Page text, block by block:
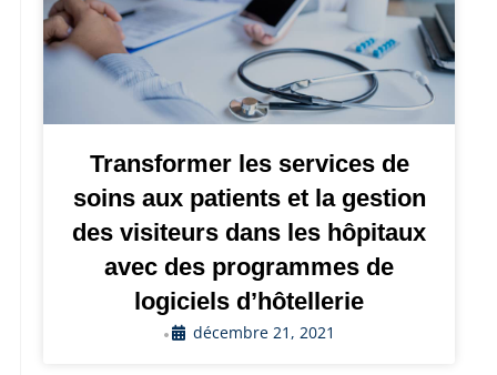
Transformer les services de
soins aux patients et la gestion
des visiteurs dans les hôpitaux
avec des programmes de
logiciels d’hôtellerie
• décembre 21, 2021